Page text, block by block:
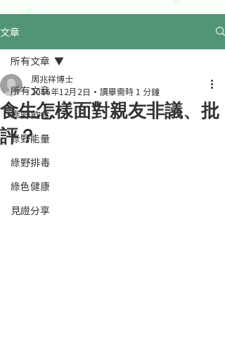
文章
所有文章
綠野飲食
綠野能量
綠野排毒
綠色健康
見證分享
所有文章
食生怎樣面對親友非議、批
評？
周兆祥博士
2016年12月2日
讀畢需時 1 分鐘